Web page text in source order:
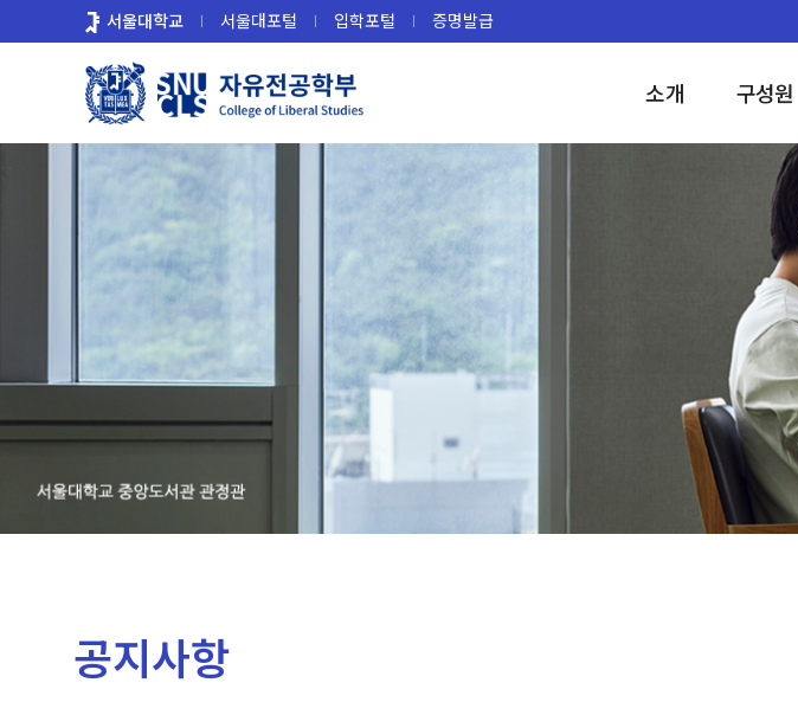
로
서울대학교 서울대포털 입학포털 증명발급
소개 구성원
공지사항